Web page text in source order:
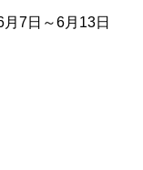
7日～6月13日